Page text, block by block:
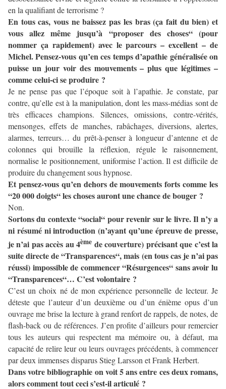
en la qualifiant de terrorisme ?
En tous cas, vous ne baissez pas les bras (ça fait du bien) et
vous allez même jusqu’à “proposer des choses“ (pour
nommer ça rapidement) avec le parcours – excellent – de
Michel. Pensez-vous qu’en ces temps d’apathie généralisée on
puisse un jour voir des mouvements – plus que légitimes –
comme celui-ci se produire ?
Je ne pense pas que l’époque soit à l’apathie. Je constate, par
contre, qu’elle est à la manipulation, dont les mass-médias sont de
très efficaces champions. Silences, omissions, contre-vérités,
mensonges, effets de manches, rabâchages, diversions, alertes,
alarmes, terreurs… du prêt-à-penser à longueur d’antenne et de
colonnes qui brouille la réflexion, régule le raisonnement,
normalise le positionnement, uniformise l’action. Il est difficile de
produire du changement sous hypnose.
Et pensez-vous qu’en dehors de mouvements forts comme les
“20 000 doigts“ les choses auront une chance de bouger ?
Non.
Sortons du contexte “social“ pour revenir sur le livre. Il n’y a
ni résumé ni introduction (n’ayant qu’une épreuve de presse,
je n’ai pas accès au 4ème de couverture) précisant que c’est la
suite directe de “Transparences“, mais (en tous cas je n’ai pas
réussi) impossible de commencer “Résurgences“ sans avoir lu
“Transparences“… C’est volontaire ?
C’est un choix né de mon expérience personnelle de lecteur. Je
déteste que l’auteur d’un deuxième ou d’un énième opus d’un
ouvrage me brise la lecture à grand renfort de rappels, de notes, de
flash-back ou de références. J’en profite d’ailleurs pour remercier
tous les auteurs qui respectent ma mémoire ou, à défaut, ma
capacité de relire leur ou leurs ouvrages précédents, à commencer
par deux immenses disparus Stieg Larsson et Frank Herbert.
Dans votre bibliographie on voit 5 ans entre ces deux romans,
alors comment tout ceci s’est-il articulé ?